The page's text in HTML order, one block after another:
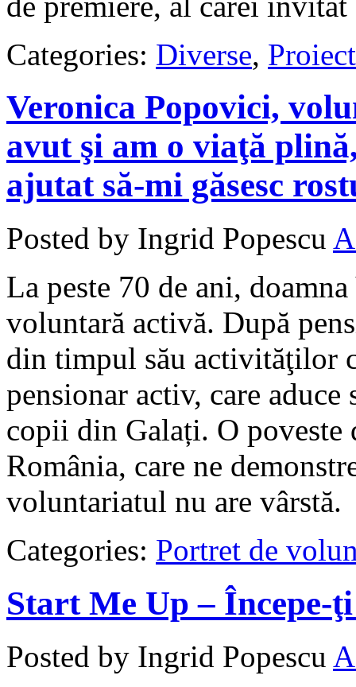
Categories: Diverse,
Veronica Popovici,
avut şi am o viaţă
ajutat să-mi găsesc
Posted by Ingrid Popescu
La peste 70 de ani,
voluntară activă. După
din timpul său activităţilor
pensionar activ, care
copii din Galați. O poveste
România, care ne
voluntariatul nu are vârstă.
Categories: Portret de
Start Me Up – Începe-
Posted by Ingrid Popescu